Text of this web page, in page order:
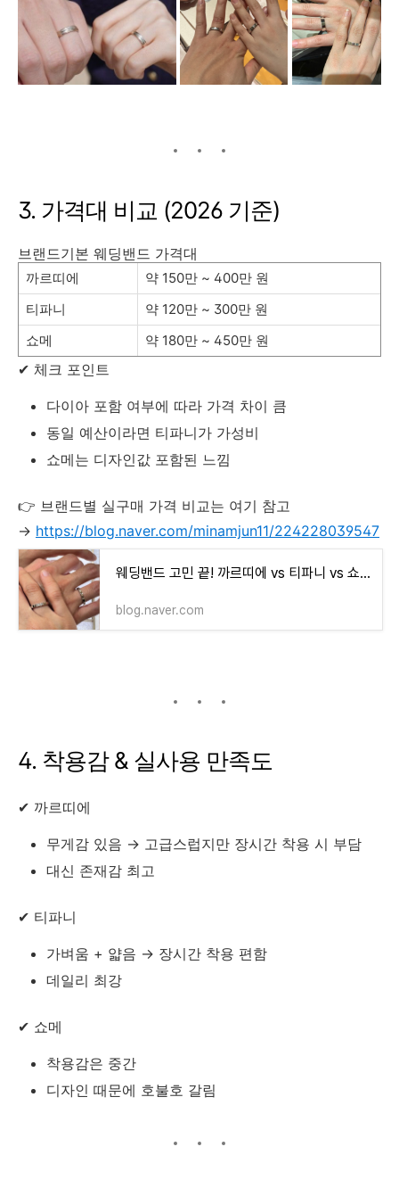
3. 가격대 비교 (2026 기준)
브랜드기본 웨딩밴드 가격대
까르띠에
약 150만 ~ 400만 원
티파니
약 120만 ~ 300만 원
쇼메
약 180만 ~ 450만 원
✔ 체크 포인트
다이아 포함 여부에 따라 가격 차이 큼
동일 예산이라면 티파니가 가성비
쇼메는 디자인값 포함된 느낌
👉 브랜드별 실구매 가격 비교는 여기 참고
→ https://blog.naver.com/minamjun11/224228039547
웨딩밴드 고민 끝! 까르띠에 vs 티파니 vs 쇼메 솔직 비교(+가격 총정리)
blog.naver.com
4. 착용감 & 실사용 만족도
✔ 까르띠에
무게감 있음 → 고급스럽지만 장시간 착용 시 부담
대신 존재감 최고
✔ 티파니
가벼움 + 얇음 → 장시간 착용 편함
데일리 최강
✔ 쇼메
착용감은 중간
디자인 때문에 호불호 갈림